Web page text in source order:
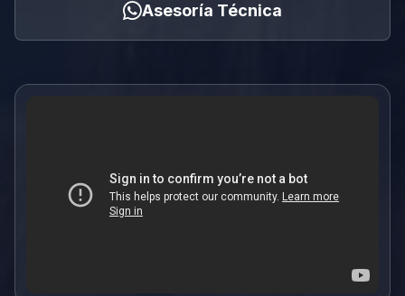
Asesoría Técnica